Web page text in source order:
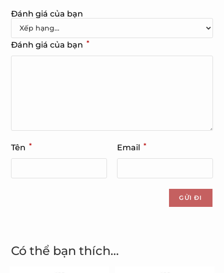
Đánh giá của bạn
Đánh giá của bạn *
Tên * Email *
Có thể bạn thích…